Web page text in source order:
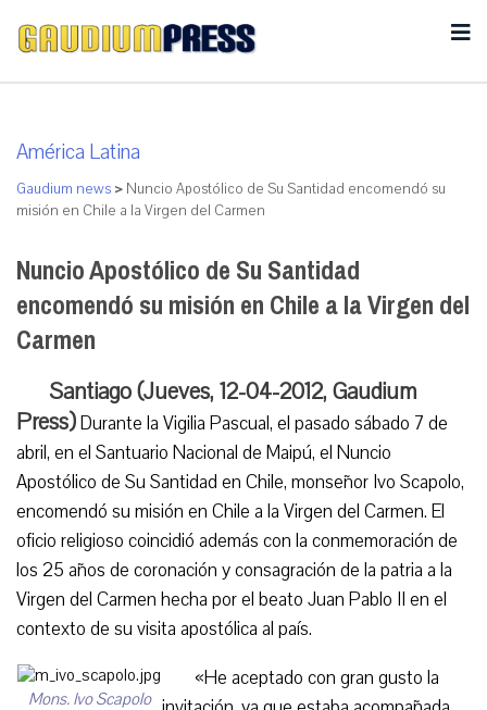
América Latina
Gaudium news > Nuncio Apostólico de Su Santidad encomendó su
misión en Chile a la Virgen del Carmen
Nuncio Apostólico de Su Santidad
encomendó su misión en Chile a la Virgen del
Carmen
Santiago (Jueves, 12-04-2012, Gaudium
Press)Durante la Vigilia Pascual, el pasado sábado 7 de
abril, en el Santuario Nacional de Maipú, el Nuncio
Apostólico de Su Santidad en Chile, monseñor Ivo Scapolo,
encomendó su misión en Chile a la Virgen del Carmen. El
oficio religioso coincidió además con la conmemoración de
los 25 años de coronación y consagración de la patria a la
Virgen del Carmen hecha por el beato Juan Pablo II en el
contexto de su visita apostólica al país.
Mons. Ivo Scapolo
«He aceptado con gran gusto la